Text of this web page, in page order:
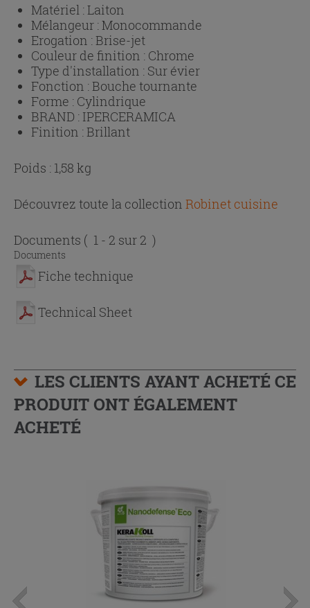
Matériel :Laiton
Mélangeur :Monocommande
Erogation :Brise-jet
Couleur de finition : Chrome
Type d'installation : Sur évier
Fonction :Bouche tournante
Forme : Cylindrique
BRAND : IPERCERAMICA
Finition :Brillant
Poids : 1,58 kg
Découvrez toute la collection Robinet cuisine
Documents ( 1 - 2 sur 2 )
Documents
Fiche technique
Technical Sheet
LES CLIENTS AYANT ACHETÉ CE
PRODUIT ONT ÉGALEMENT
ACHETÉ